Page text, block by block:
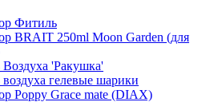
Фитиль
BRAIT 250ml Moon Garden (для
'Ракушка'
гелевые шарики
Poppy Grace mate (DIAX)